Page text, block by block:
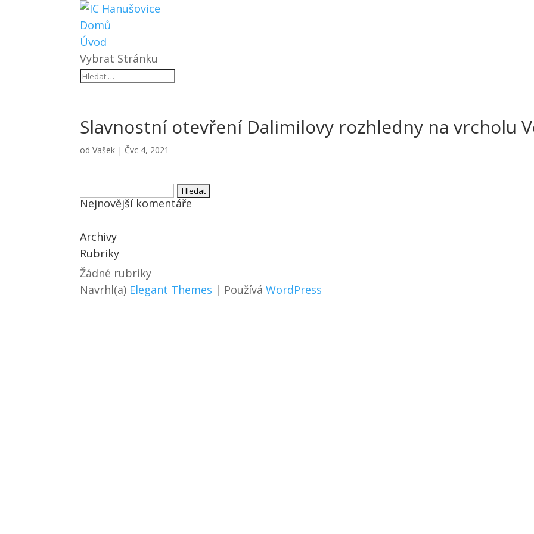
Domů
Úvod
Vybrat Stránku
Slavnostní otevření Dalimilovy rozhledny na vrcholu
odVašek | Čvc 4, 2021
Vyhledávání
Nejnovější komentáře
Archivy
Rubriky
Žádné rubriky
Navrhl(a) Elegant Themes | PoužíváWordPress